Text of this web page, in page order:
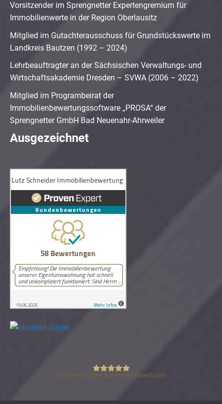
Vorsitzender im Sprengnetter Expertengremium für
Immobilienwerte in der Region Oberlausitz
Mitglied im Gutachterausschuss für Grundstückswerte im
Landkreis Bautzen (1992 – 2024)
Lehrbeauftragter an der Sächsischen Verwaltungs- und
Wirtschaftsakademie Dresden – SVWA (2006 – 2022)
Mitglied im Programbeirat der
Immobilienbewertungssoftware „PROSA“ der
Sprengnetter GmbH Bad Neuenahr-Ahrweiler
Ausgezeichnet
Lutz Schneider Immobilienbewertung
58 Bewertungen auf ProvenExpert.com